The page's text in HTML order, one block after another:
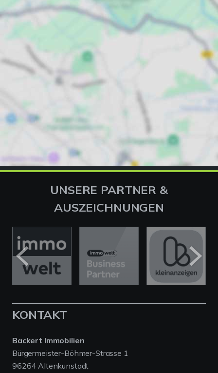
UNSERE PARTNER &
AUSZEICHNUNGEN
KONTAKT
Backert Immobilien
Bürgermeister-Böhmer-Strasse 1
96264 Altenkunstadt